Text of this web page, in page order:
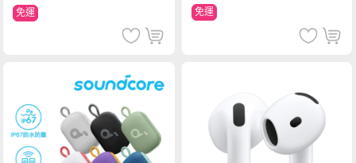
免運 免運